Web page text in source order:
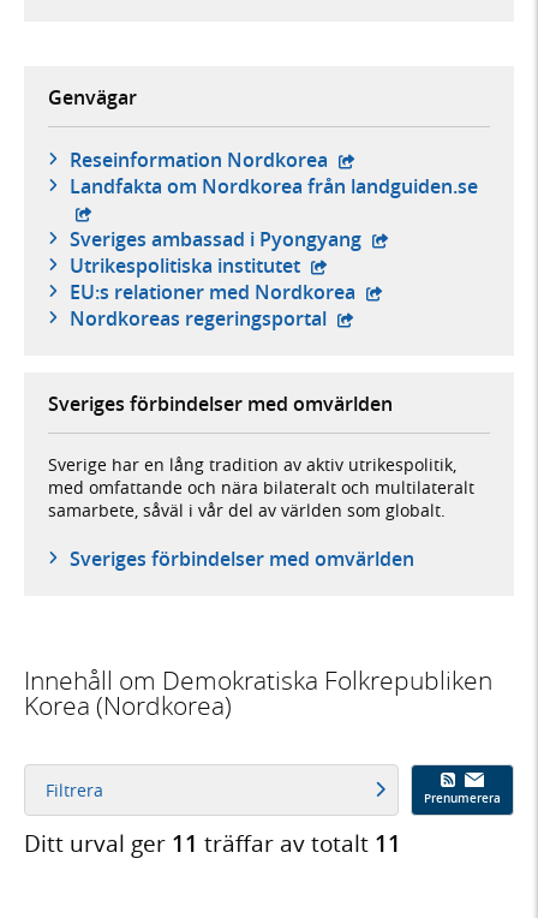
Genvägar
Reseinformation Nordkorea - extern webbplats,
Landfakta om Nordkorea från landguiden.se-
Sveriges ambassad i Pyongyang - extern
Utrikespolitiska institutet - extern webbplats,
EU:s relationer med Nordkorea - extern webbplats,
Nordkoreas regeringsportal - extern webbplats,
Sveriges förbindelser med omvärlden
Sverige har en lång tradition av aktiv utrikespolitik,
med omfattande och nära bilateralt och multilateralt
samarbete, såväl i vår del av världen som globalt.
Sveriges förbindelser med omvärlden
Innehåll om Demokratiska Folkrepubliken
Korea (Nordkorea)
Filtrera Prenumerera
Ditt urval ger 11 träffar av totalt 11